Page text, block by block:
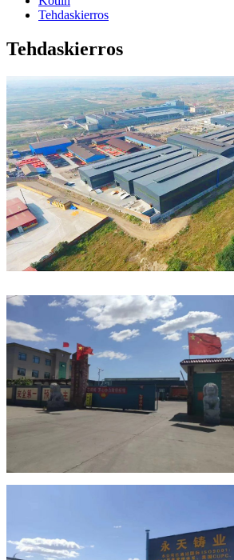
Tehdaskierros
Tehdaskierros